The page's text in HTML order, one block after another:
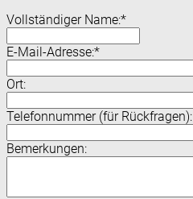
Vollständiger Name:*
E-Mail-Adresse:*
Ort:
Telefonnummer (für Rückfragen):
Bemerkungen: